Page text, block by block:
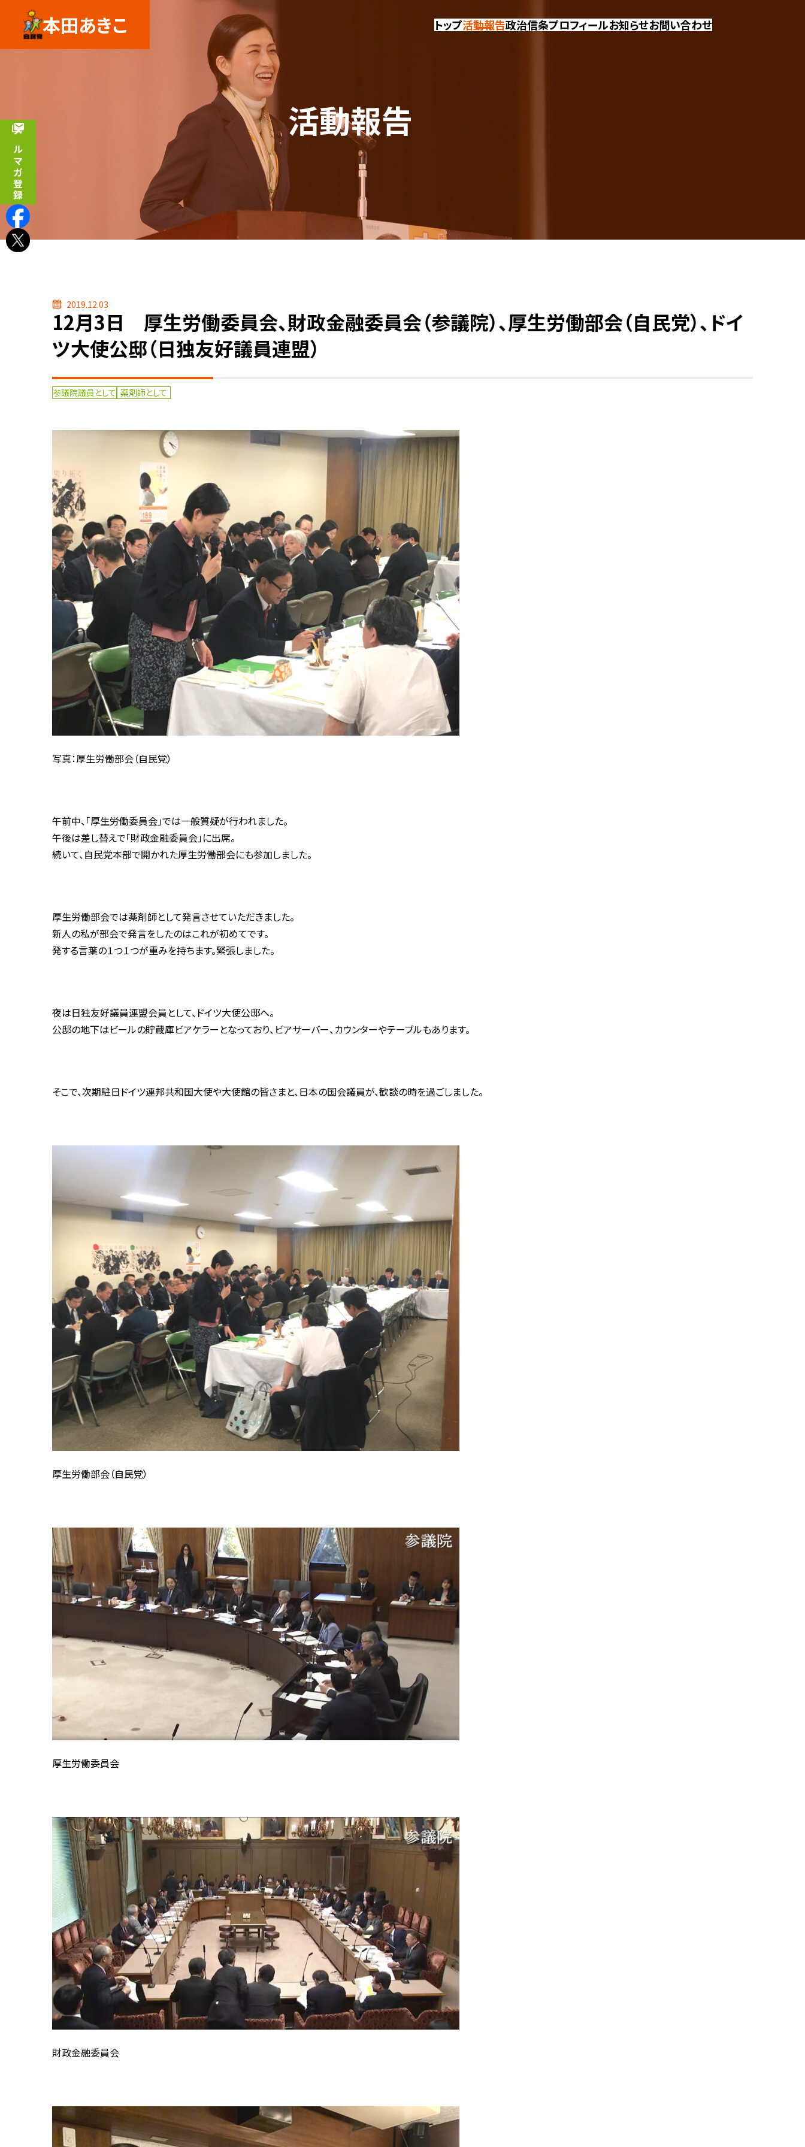
本田あきこ トップ活動報告政治信条プロフィールお知らせお問い合わせ
活動報告
メルマガ登録
2019.12.03
12月3日 厚生労働委員会、財政金融委員会（参議院）、厚生労働部会（自民党）、ドイ
ツ大使公邸（日独友好議員連盟）
参議院議員として 薬剤師として
写真：厚生労働部会（自民党）
午前中、「厚生労働委員会」では一般質疑が行われました。
午後は差し替えで「財政金融委員会」に出席。
続いて、自民党本部で開かれた厚生労働部会にも参加しました。
厚生労働部会では薬剤師として発言させていただきました。
新人の私が部会で発言をしたのはこれが初めてです。
発する言葉の１つ１つが重みを持ちます。緊張しました。
夜は日独友好議員連盟会員として、ドイツ大使公邸へ。
公邸の地下はビールの貯蔵庫ビアケラーとなっており、ビアサーバー、カウンターやテーブルもあります。
そこで、次期駐日ドイツ連邦共和国大使や大使館の皆さまと、日本の国会議員が、歓談の時を過ごしました。
厚生労働部会（自民党）
厚生労働委員会
財政金融委員会